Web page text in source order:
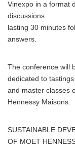
Vinexpo in a format
discussions
lasting 30 minutes
answers.
The conference will
dedicated to tastings
and master classes
Hennessy Maisons.
SUSTAINABLE
OF MOET